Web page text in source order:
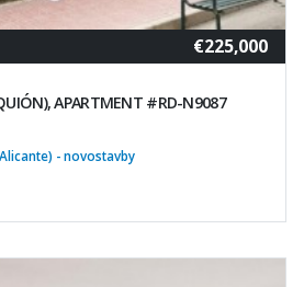
€225,000
APARTMENT #RD-N9087
- novostavby